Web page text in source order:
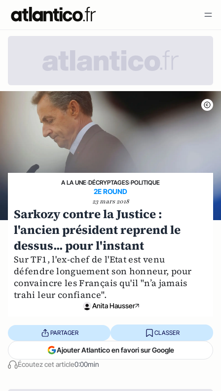
A LA UNE›DÉCRYPTAGES›POLITIQUE
2E ROUND
23 mars 2018
Sarkozy contre la Justice :
l'ancien président reprend le
dessus... pour l'instant
Sur TF1, l'ex-chef de l'Etat est venu
défendre longuement son honneur, pour
convaincre les Français qu'il "n’a jamais
trahi leur confiance".
Anita Hausser
Écoutez cet article0:00min
PARTAGER CLASSER
Ajouter Atlantico en favori sur Google